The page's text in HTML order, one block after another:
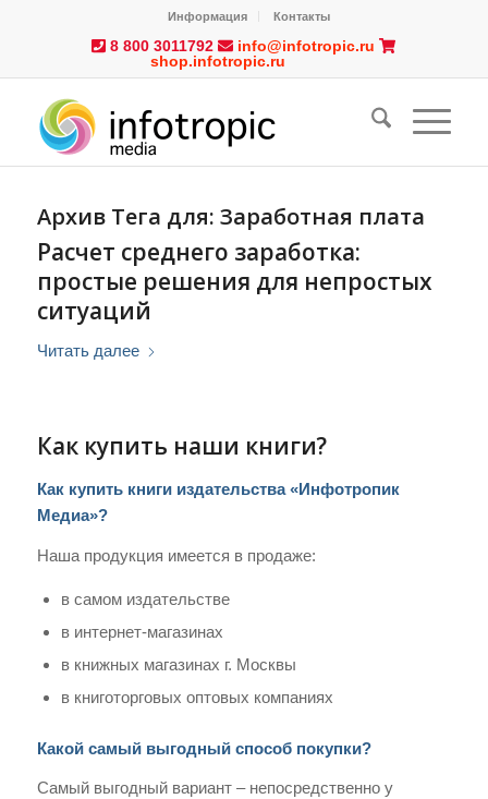
Информация Контакты
8 800 3011792
info@infotropic.ru
shop.infotropic.ru
Архив Тега для: Заработная плата
Расчет среднего заработка:
простые решения для непростых
ситуаций
Читать далее
Как купить наши книги?
Как купить книги издательства «Инфотропик
Медиа»?
Наша продукция имеется в продаже:
в самом издательстве
в интернет-магазинах
в книжных магазинах г. Москвы
в книготорговых оптовых компаниях
Какой самый выгодный способ покупки?
Самый выгодный вариант – непосредственно у